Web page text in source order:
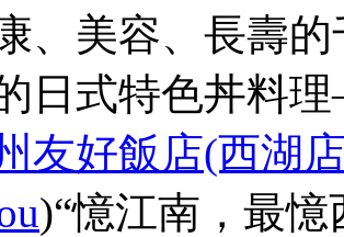
、美容、長壽
日式特色丼料
友好飯店(西湖
)“憶江南，最